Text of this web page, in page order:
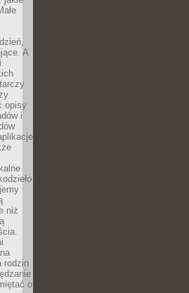
A
opisy
i
niż
rodzin
o